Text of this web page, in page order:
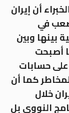
أن إيران
في
بينها وبين
أصبحت
حسابات
كما أن
خلال
النووي بل